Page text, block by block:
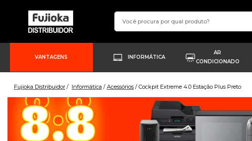
VANTAGENS INFORMÁTICA
AR
CONDICIONADO
Fujioka Distribuidor Informática Acessórios Cockpit Extreme 4.0 Estação Plus Preto